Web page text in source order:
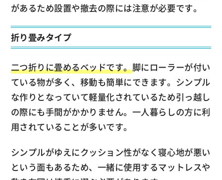
があるため設置や撤去の際には注意が必要です。
折り畳みタイプ
二つ折りに畳めるベッドです。脚にローラーが付い
ている物が多く、移動も簡単にできます。シンプル
な作りとなっていて軽量化されているため引っ越し
の際にも手間がかかりません。一人暮らしの方に利
用されていることが多いです。
シンプルがゆえにクッション性がなく寝心地が悪い
という面もあるため、一緒に使用するマットレスや